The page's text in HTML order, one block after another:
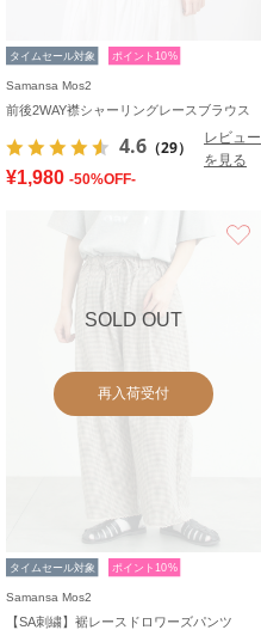
タイムセール対象 ポイント10%
Samansa Mos2
前後2WAY襟シャーリングレースブラウス
4.6 （29）
レビュー
を見る
¥1,980 -50%OFF-
SOLD OUT
再入荷受付
タイムセール対象 ポイント10%
Samansa Mos2
【SA刺繍】裾レースドロワーズパンツ